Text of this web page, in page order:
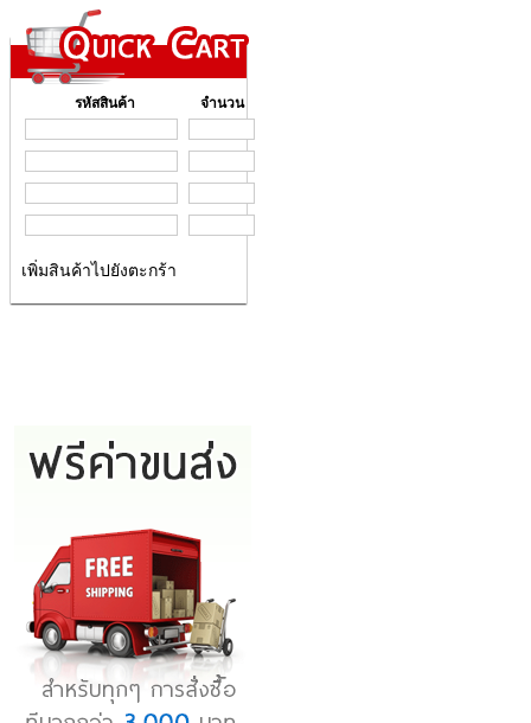
รหัสสินค้า จำนวน
เพิ่มสินค้าไปยังตะกร้า